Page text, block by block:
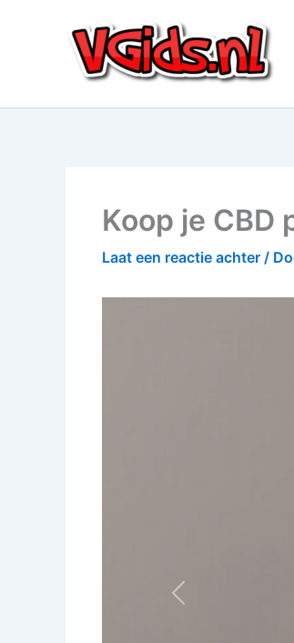
Koop je CBD
Laat een reactie achter /
Vorige